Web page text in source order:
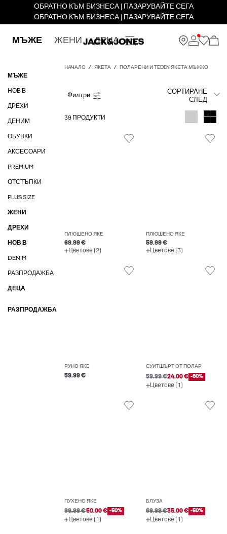
ОБРАТНО КЪМ БИЗНЕСА | ПАЗАРУВАЙТЕ СЕГА
ОБРАТНО КЪМ БИЗНЕСА | ПАЗАРУВАЙТЕ СЕГА
МЪЖЕ ЖЕНИ ДЕЦА
МЪЖЕ
НОВ В
ДРЕХИ
ДЕНИМ
ОБУВКИ
АКСЕСОАРИ
PREMIUM
ОТСТЪПКИ
PLUS SIZE
ЖЕНИ
ДРЕХИ
НОВ В
DENIM
РАЗПРОДАЖБА
ДЕЦА
РАЗПРОДАЖБА
НАЧАЛО ЯКЕТА ПОЛАРЕНИ И TEDDY ЯКЕТА МЪЖКО
СОРТИРАНЕ
СЛЕД
39 ПРОДУКТИ
ПЛЮШЕНО ЯКЕ
69.99 €
Цветове (2)
ПЛЮШЕНО ЯКЕ
59.99 €
Цветове (3)
РУНО ЯКЕ
59.99 €
СУИТШЪРТ ОТ ПОЛАР
59.99 €24.00 € -60%
Цветове (1)
ПУХЕНО ЯКЕ
99.99 €50.00 € -50%
Цветове (1)
БЛУЗА
69.99 €35.00 € -50%
Цветове (1)